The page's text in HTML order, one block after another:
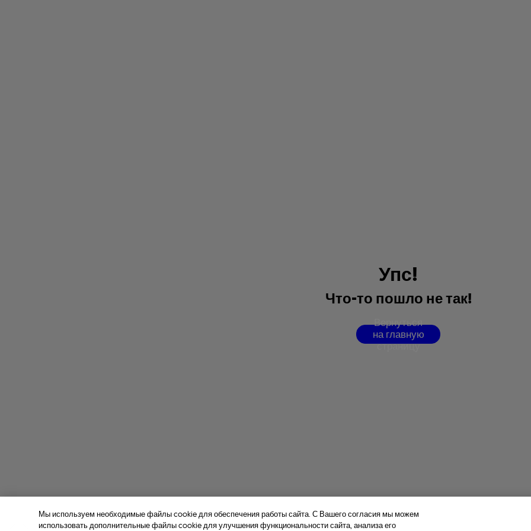
Упс!
Что-то пошло нетак!
Вернуться
на главную
страницу
Мы используем необходимые файлы cookie для обеспечения работы сайта. С Вашего согласия мы можем
использовать дополнительные файлы cookie для улучшения функциональности сайта, анализа его